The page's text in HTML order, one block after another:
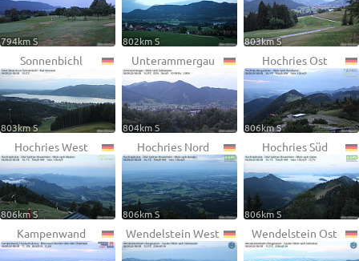
794km S 802km S 803km S
Sonnenbichl
803km S
Unterammergau
804km S
Hochries Ost
806km S
Hochries West
806km S
Hochries Nord
806km S
Hochries Süd
806km S
Kampenwand Wendelstein West Wendelstein Ost